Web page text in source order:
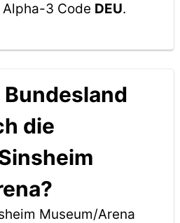
3 Code DEU.
die
Museum/Arena